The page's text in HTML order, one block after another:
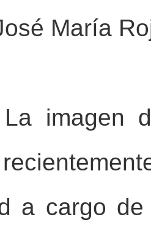
María
La imagen
a cargo